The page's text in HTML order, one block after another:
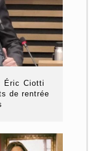
Éric Ciotti
de rentrée